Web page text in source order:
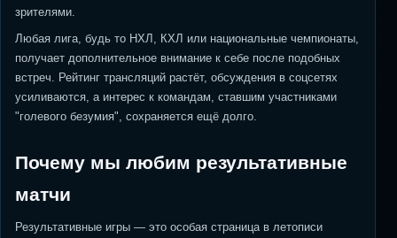
зрителями.
Любая лига, будь то НХЛ, КХЛ или национальные чемпионаты,
получает дополнительное внимание к себе после подобных
встреч. Рейтинг трансляций растёт, обсуждения в соцсетях
усиливаются, а интерес к командам, ставшим участниками
"голевого безумия", сохраняется ещё долго.
Почему мы любим результативные
матчи
Результативные игры — это особая страница в летописи